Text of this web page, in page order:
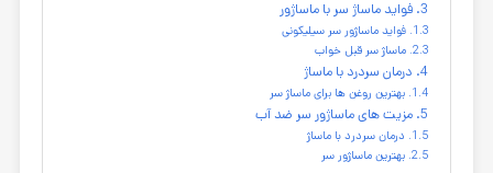
فواید ماساژ سر با ماساژور
فواید ماساژور سر سیلیکونی
ماساژ سر قبل خواب
درمان سردرد با ماساژ
بهترین روغن ها برای ماساژ سر
مزیت های ماساژور سر ضد آب
درمان سردرد با ماساژ
بهترین ماساژور سر